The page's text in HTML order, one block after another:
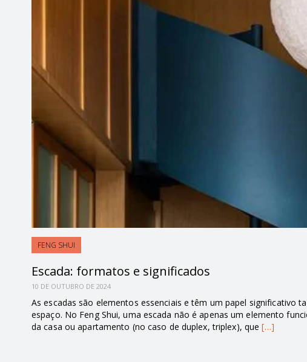
FENG SHUI
Escada: formatos e significados
10 DE OUTUBRO DE 2024
As escadas são elementos essenciais e têm um papel significativo
espaço. No Feng Shui, uma escada não é apenas um elemento
da casa ou apartamento (no caso de duplex, triplex), que[…]